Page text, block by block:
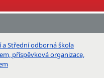
Střední odborná škola
příspěvková organizace,